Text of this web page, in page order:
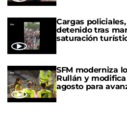
Cargas
detenido tras
saturación
SFM moderniza
Rullán y
agosto para